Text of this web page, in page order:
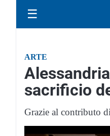
☰
ARTE
sacrificio
Grazie al contributo